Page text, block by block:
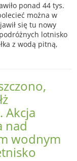
ponad 44 tys.
można w
się tu nowy
lotnisko
z wodą pitną,
Akcja
nad
wodnym